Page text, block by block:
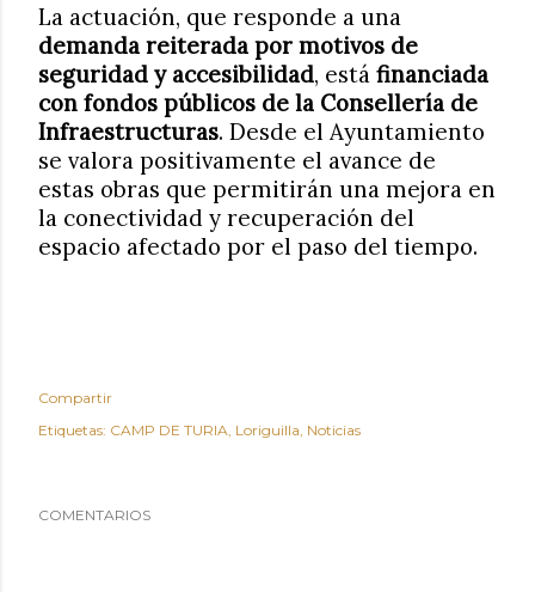
La actuación, que responde a una
demanda reiterada por motivos de
seguridad y accesibilidad, está financiada
con fondos públicos de la Consellería de
Infraestructuras. Desde el Ayuntamiento
se valora positivamente el avance de
estas obras que permitirán una mejora en
la conectividad y recuperación del
espacio afectado por el paso del tiempo.
Compartir
Etiquetas: CAMP DE TURIA Loriguilla Noticias
COMENTARIOS